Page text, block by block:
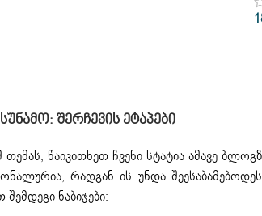
Შერჩევის Ეტაპები
წაიკითხეთ ჩვენი სტატია ამავე
რადგან ის უნდა
ნაბიჯები: